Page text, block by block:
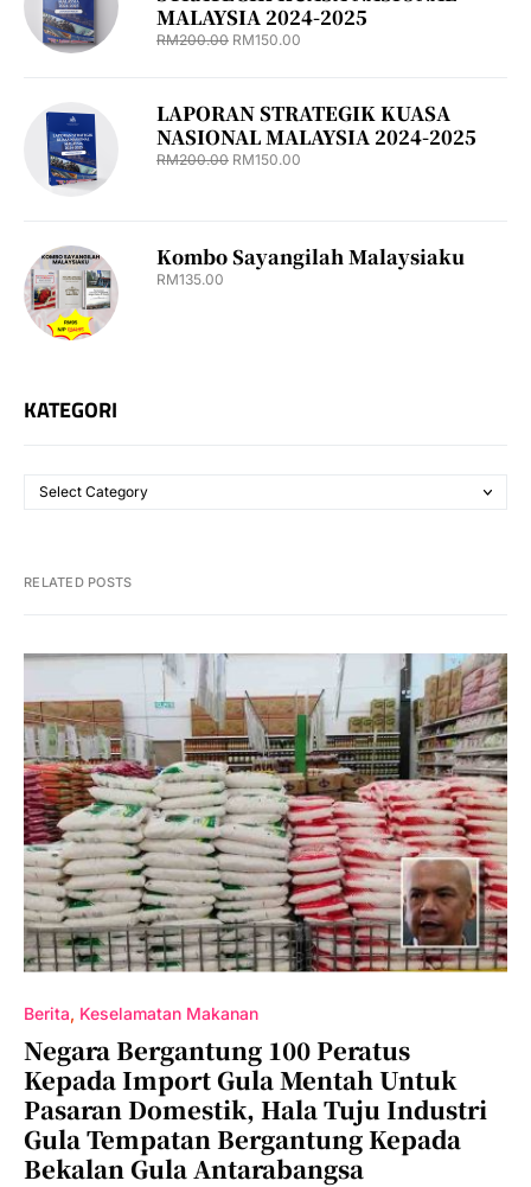
MALAYSIA 2024-2025
RM200.00 RM150.00
LAPORAN STRATEGIK KUASA
NASIONAL MALAYSIA 2024-2025
RM200.00 RM150.00
Kombo Sayangilah Malaysiaku
RM135.00
KATEGORI
RELATED POSTS
Berita Keselamatan Makanan
Negara Bergantung 100 Peratus
Kepada Import Gula Mentah Untuk
Pasaran Domestik, Hala Tuju Industri
Gula Tempatan Bergantung Kepada
Bekalan Gula Antarabangsa